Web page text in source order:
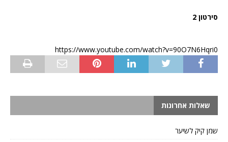
סירטון 2
https://www.youtube.com/watch?v=90O7N6Hqri0
שאלות אחרונות
שמן קיק לשיער